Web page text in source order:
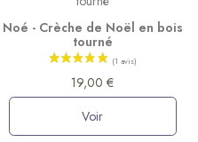
(2 avis)
Noé - Crèche de Noël en bois
tourné
19,00 €
Voir